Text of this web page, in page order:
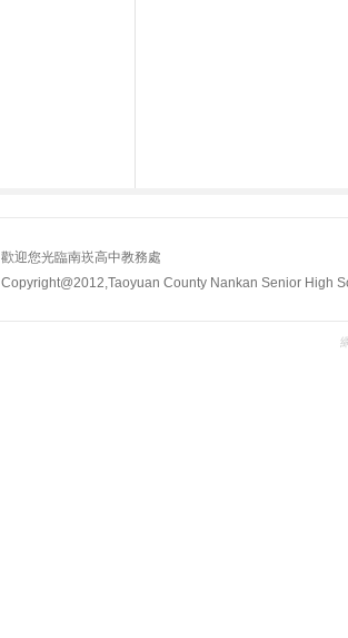
歡迎您光臨南崁高中教務處
Copyright@2012,Taoyuan County Nankan Senior High